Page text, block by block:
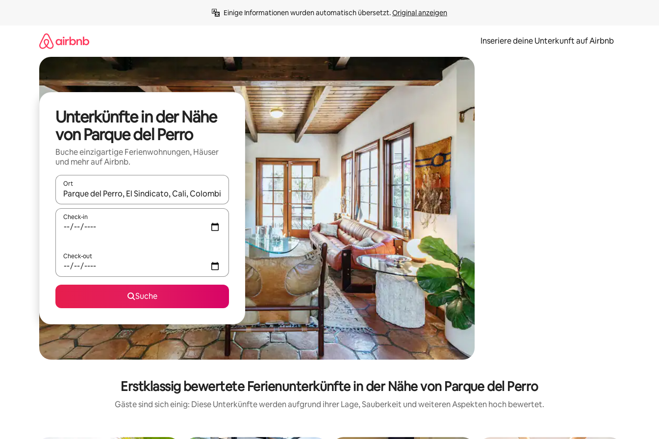
Einige Informationen wurden automatisch übersetzt. Original anzeigen
Inseriere deine Unterkunft auf Airbnb
Unterkünfte in der Nähe
von Parque del Perro
Buche einzigartige Ferienwohnungen, Häuser
und mehr auf Airbnb.
Ort
Wenn Ergebnisse verfügbar sind, navigiere mit den Pfeiltasten nach oben und unten oder erkunde die Ergebnisse durch Berühren oder Wischgesten.
Check-in
Check-out
Suche
Erstklassig bewertete Ferienunterkünfte in der Nähe von Parque del Perro
Gäste sind sich einig: Diese Unterkünfte werden aufgrund ihrer Lage, Sauberkeit und weiteren Aspekten hoch bewertet.